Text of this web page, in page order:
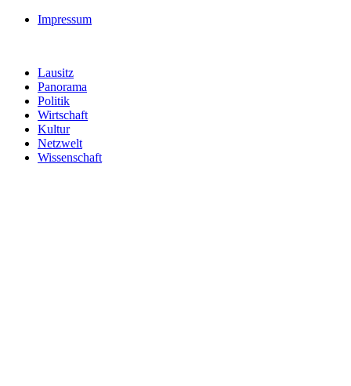
Impressum
Lausitz
Panorama
Politik
Wirtschaft
Kultur
Netzwelt
Wissenschaft